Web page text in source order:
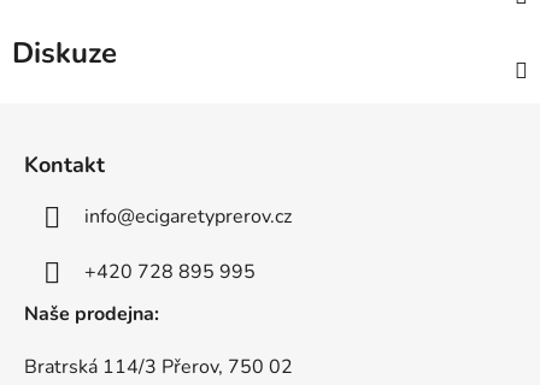
Diskuze
Kontakt
info@ecigaretyprerov.cz
+420 728 895 995
Naše prodejna:
Bratrská 114/3 Přerov, 750 02